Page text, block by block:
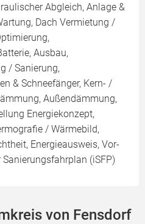
Abgleich, Anlage &
Dach Vermietung /
Ausbau,
/ Sanierung,
& Schneefänger, Kern- /
Außendämmung,
Energiekonzept,
/ Wärmebild,
Energieausweis, Vor-
(iSFP)
von Fensdorf